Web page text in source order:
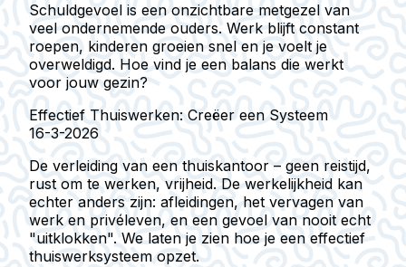
Schuldgevoel is een onzichtbare metgezel van
veel ondernemende ouders. Werk blijft constant
roepen, kinderen groeien snel en je voelt je
overweldigd. Hoe vind je een balans die werkt
voor jouw gezin?
Effectief Thuiswerken: Creëer een Systeem
16-3-2026
De verleiding van een thuiskantoor – geen reistijd,
rust om te werken, vrijheid. De werkelijkheid kan
echter anders zijn: afleidingen, het vervagen van
werk en privéleven, en een gevoel van nooit echt
"uitklokken". We laten je zien hoe je een effectief
thuiswerksysteem opzet.